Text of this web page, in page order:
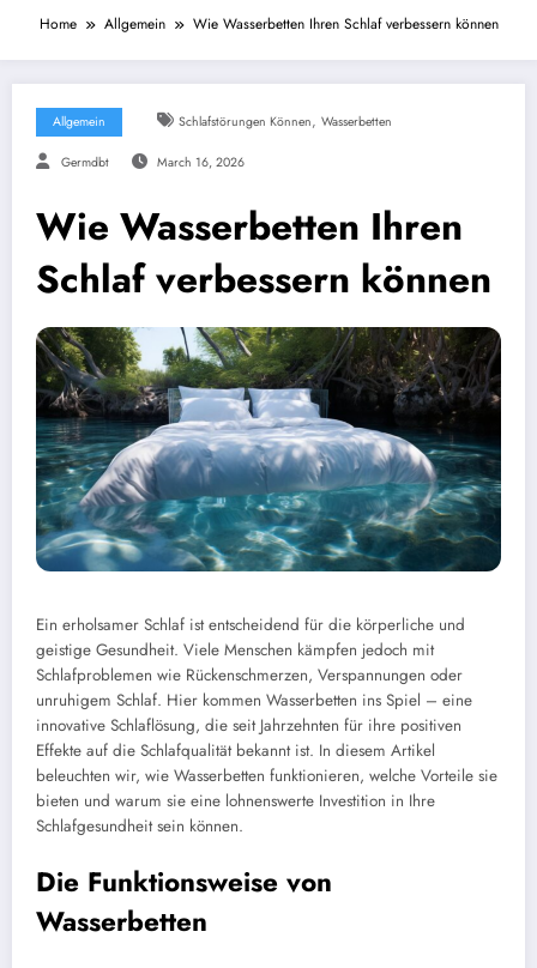
Home Allgemein Wie Wasserbetten Ihren Schlaf verbessern können
Allgemein Schlafstörungen Können, Wasserbetten
Germdbt March 16, 2026
Wie Wasserbetten Ihren
Schlaf verbessern können
Ein erholsamer Schlaf ist entscheidend für die körperliche und
geistige Gesundheit. Viele Menschen kämpfen jedoch mit
Schlafproblemen wie Rückenschmerzen, Verspannungen oder
unruhigem Schlaf. Hier kommen Wasserbetten ins Spiel – eine
innovative Schlaflösung, die seit Jahrzehnten für ihre positiven
Effekte auf die Schlafqualität bekannt ist. In diesem Artikel
beleuchten wir, wie Wasserbetten funktionieren, welche Vorteile sie
bieten und warum sie eine lohnenswerte Investition in Ihre
Schlafgesundheit sein können.
Die Funktionsweise von
Wasserbetten